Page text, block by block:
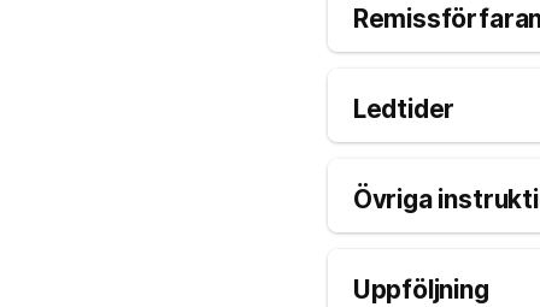
Ledtider
Övriga
Uppföljning